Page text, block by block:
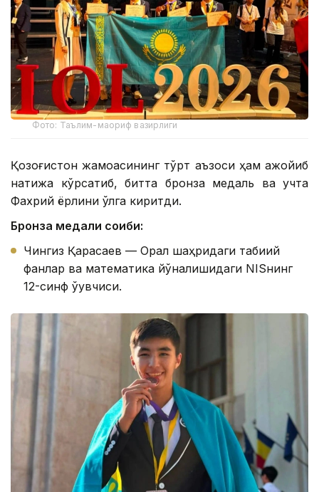
Фото: Таълим-маориф вазирлиги
Қозоғистон жамоасининг тўрт аъзоси ҳам ажойиб
натижа кўрсатиб, битта бронза медаль ва учта
Фахрий ёрлиқни қўлга киритди.
Бронза медали соҳиби:
Чингиз Қарасаев — Орал шаҳридаги табиий
фанлар ва математика йўналишидаги NISнинг
12-синф ўқувчиси.